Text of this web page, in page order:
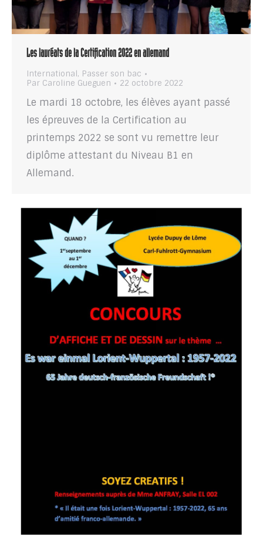
Les lauréats de la Certification 2022 en allemand
International, Passer son bac
Par Caroline Gueguen 22 octobre 2022
Le mardi 18 octobre, les élèves ayant passé
les épreuves de la Certification au
printemps 2022 se sont vu remettre leur
diplôme attestant du Niveau B1 en
Allemand.